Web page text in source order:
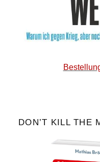
DON’T KILL THE